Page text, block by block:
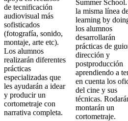
de tecnificación
audiovisual más
sofisticados
(fotografía, sonido,
montaje, arte etc).
Los alumnos
realizarán diferentes
prácticas
especializadas que
les ayudarán a idear
y producir un
cortometraje con
narrativa completa.
Summer
la misma línea
learning by
los alumnos
desarrollarán
prácticas de
dirección y
postproducción
aprendiendo a
en cuenta los
del cine y sus
técnicas.
montarán un
cortometraje.